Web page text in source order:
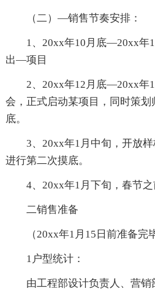
（二）—销售节奏安排：
1、20xx年10月底—20xx年
出—项目
2、20xx年12月底—20xx年
会，正式启动某项目，同时策
底。
3、20xx年1月中旬，开放
进行第二次摸底。
4、20xx年1月下旬，春节之
二销售准备
（20xx年1月15日前准备完
1户型统计：
由工程部设计负责人、营